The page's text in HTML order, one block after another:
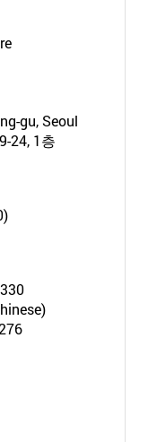
gu, Seoul
24, 1층